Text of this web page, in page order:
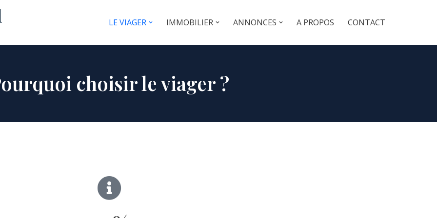
LE VIAGER IMMOBILIER ANNONCES A PROPOS CONTACT
choisir le viager ?